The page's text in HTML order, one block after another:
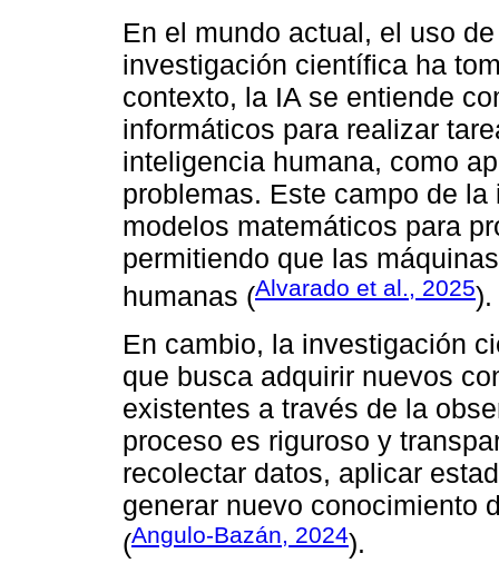
En el mundo actual, el uso
investigación científica ha
contexto, la IA se entiende
informáticos para realizar
inteligencia humana, como
problemas. Este campo de
modelos matemáticos para
permitiendo que las
humanas (Alvarado et al., 2025).
En cambio, la investigación
que busca adquirir nuevos
existentes a través de la
proceso es riguroso y
recolectar datos, aplicar
generar nuevo conocimiento
(Angulo-Bazán, 2024).